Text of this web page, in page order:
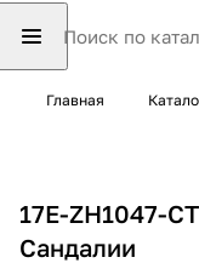
Главная
17E-ZH1047-
Сандалии